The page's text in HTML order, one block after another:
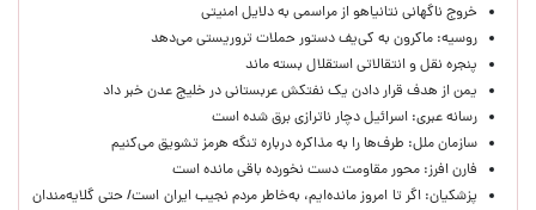
خروج ناگهانی نتانیاهو از مراسمی به دلایل امنیتی
روسیه: ماکرون به کی‌یف دستور حملات تروریستی می‌دهد
پنجره‌ نقل و انتقالاتی استقلال بسته ماند
یمن از هدف قرار دادن یک نفتکش عربستانی در خلیج عدن خبر داد
رسانه عبری: اسرائیل دچار ناترازی برق شده است
سازمان ملل: طرف‌ها را به مذاکره درباره تنگه هرمز تشویق می‌کنیم
فارن افرز: محور مقاومت دست نخورده باقی مانده است
پزشکیان: اگر تا امروز مانده‌ایم، به‌خاطر مردم نجیب ایران است/ حتی گلایه‌مندان